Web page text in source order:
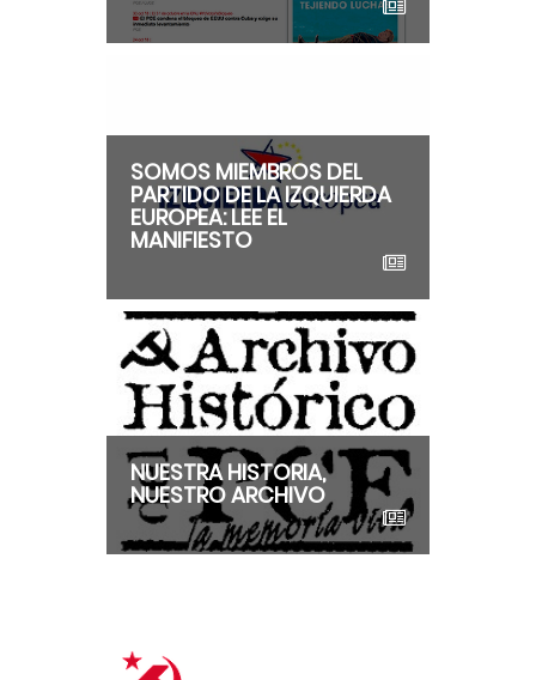
SOMOS MIEMBROS DEL
PARTIDO DE LA IZQUIERDA
EUROPEA: LEE EL
MANIFIESTO
NUESTRA HISTORIA,
NUESTRO ARCHIVO